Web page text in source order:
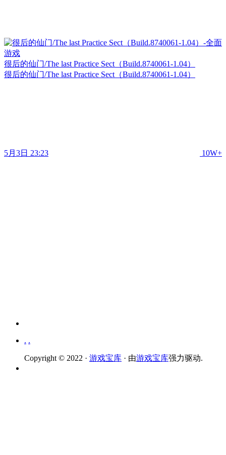
很后的仙门/The last Practice Sect（Build.8740061-1.04）
很后的仙门/The last Practice Sect（Build.8740061-1.04）
5月3日 23:23 10W+
. .
Copyright © 2022 · 游戏宝库 · 由游戏宝库强力驱动.